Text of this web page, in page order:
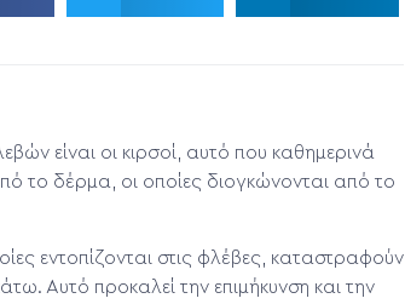
είναι οι κιρσοί, αυτό που καθημερινά
το δέρμα, οι οποίες διογκώνονται από το
εντοπίζονται στις φλέβες, καταστραφούν
Αυτό προκαλεί την επιμήκυνση και την